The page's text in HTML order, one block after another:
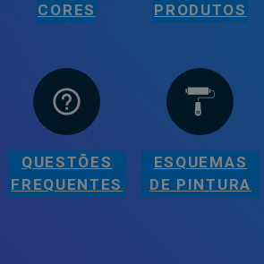
CORES PRODUTOS
QUESTÕES
FREQUENTES
ESQUEMAS
DE PINTURA